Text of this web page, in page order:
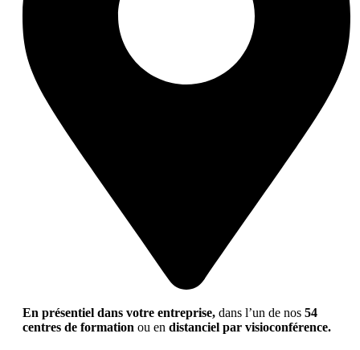
En présentiel dans votre entreprise, dans l’un de nos 54
centres de formation ou en distanciel par visioconférence.